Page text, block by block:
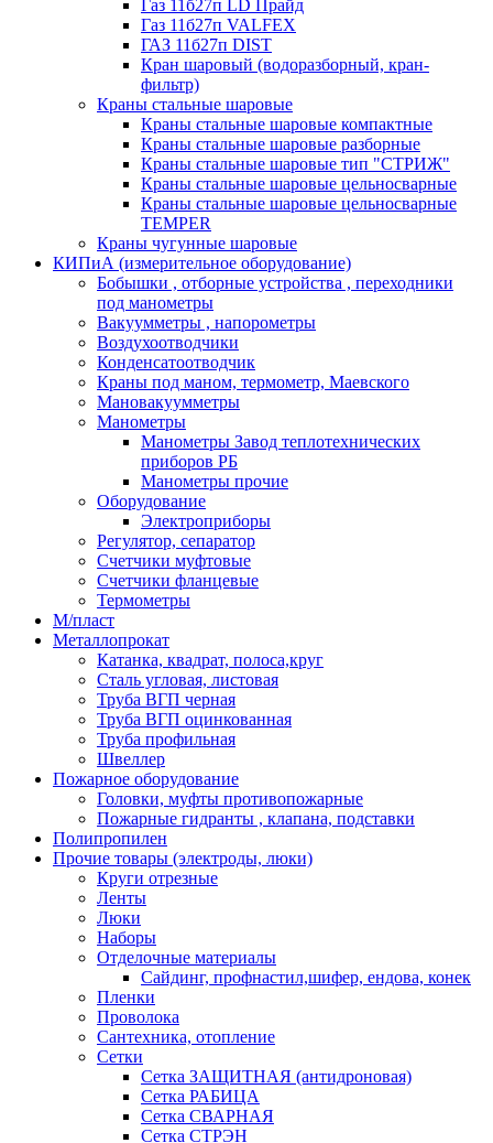
Газ 11б27п LD Прайд
Газ 11б27п VALFEX
ГАЗ 11б27п DIST
Кран шаровый (водоразборный, кран-
фильтр)
Краны стальные шаровые
Краны стальные шаровые компактные
Краны стальные шаровые разборные
Краны стальные шаровые тип "СТРИЖ"
Краны стальные шаровые цельносварные
Краны стальные шаровые цельносварные
TEMPER
Краны чугунные шаровые
КИПиА (измерительное оборудование)
Бобышки , отборные устройства , переходники
под манометры
Вакуумметры , напорометры
Воздухоотводчики
Конденсатоотводчик
Краны под маном, термометр, Маевского
Мановакуумметры
Манометры
Манометры Завод теплотехнических
приборов РБ
Манометры прочие
Оборудование
Электроприборы
Регулятор, сепаратор
Счетчики муфтовые
Счетчики фланцевые
Термометры
М/пласт
Металлопрокат
Катанка, квадрат, полоса,круг
Сталь угловая, листовая
Труба ВГП черная
Труба ВГП оцинкованная
Труба профильная
Швеллер
Пожарное оборудование
Головки, муфты противопожарные
Пожарные гидранты , клапана, подставки
Полипропилен
Прочие товары (электроды, люки)
Круги отрезные
Ленты
Люки
Наборы
Отделочные материалы
Сайдинг, профнастил,шифер, ендова, конек
Пленки
Проволока
Сантехника, отопление
Сетки
Сетка ЗАЩИТНАЯ (антидроновая)
Сетка РАБИЦА
Сетка СВАРНАЯ
Сетка СТРЭН